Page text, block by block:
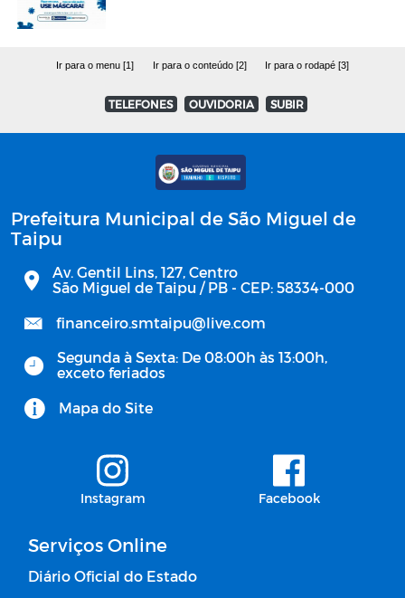
Ir para o menu [1] Ir para o conteúdo [2] Ir para o rodapé [3]
TELEFONES OUVIDORIA SUBIR
Prefeitura Municipal de São Miguel de
Taipu
Av. Gentil Lins, 127, Centro
São Miguel de Taipu / PB - CEP: 58334-000
financeiro.smtaipu@live.com
Segunda à Sexta: De 08:00h às 13:00h,
exceto feriados
Mapa do Site
Instagram Facebook
Serviços Online
Diário Oficial do Estado